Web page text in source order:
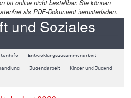
ist online nicht bestellbar. Sie können
als PDF-Dokument herunterladen.
und Soziales
Entwicklungszusammenarbeit
Jugendarbeit Kinder und Jugend